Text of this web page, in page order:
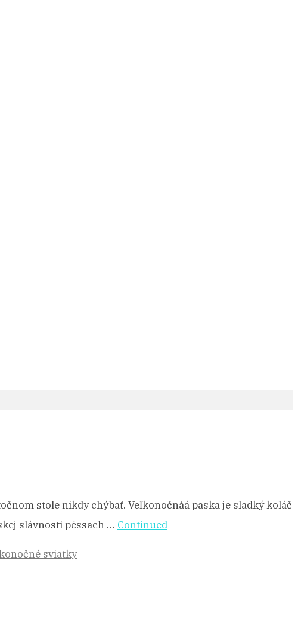
stole nikdy chýbať. Veľkonočnáá paska je sladký koláč
slávnosti péssach … Continued
sviatky